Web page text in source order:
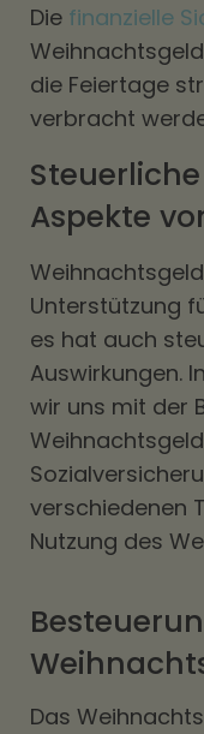
Die finanzielle
die Feiertage
verbracht
Aspekte
Unterstützung
es hat auch
Auswirkungen.
wir uns mit der
verschiedenen
Nutzung des
Das